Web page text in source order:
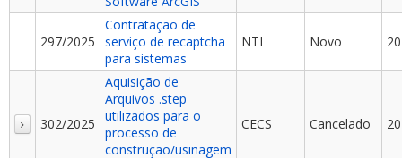
297/2025
Contratação de
serviço de recaptcha
para sistemas
NTI Novo
302/2025
Aquisição de
Arquivos .step
utilizados para o
processo de
construção/usinagem
CECS Cancelado